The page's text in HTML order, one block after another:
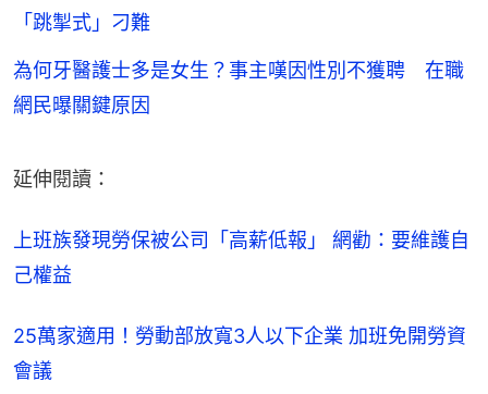
「跳掣式」刁難
為何牙醫護士多是女生？事主嘆因性別不獲聘 在職
網民曝關鍵原因
延伸閱讀：
上班族發現勞保被公司「高薪低報」 網勸：要維護自
己權益
25萬家適用！勞動部放寬3人以下企業 加班免開勞資
會議